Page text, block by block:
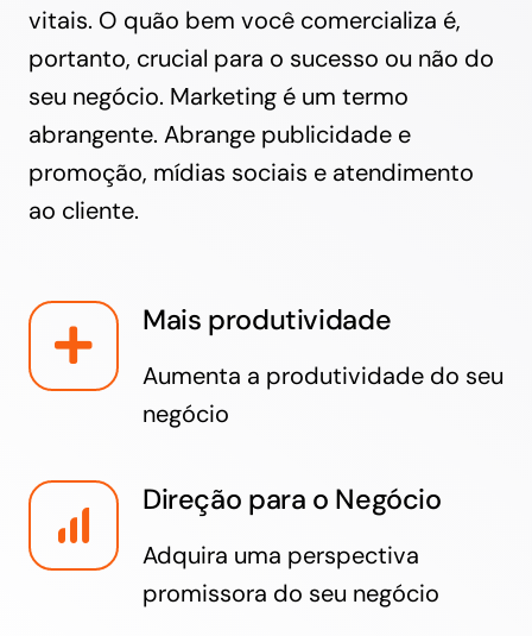
vitais. O quão bem você comercializa é,
portanto, crucial para o sucesso ou não do
seu negócio. Marketing é um termo
abrangente. Abrange publicidade e
promoção, mídias sociais e atendimento
ao cliente.
Mais produtividade
Aumenta a produtividade do seu
negócio
Direção para o Negócio
Adquira uma perspectiva
promissora do seu negócio